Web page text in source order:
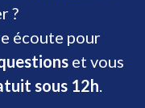
?
écoute pour
et vous
sous 12h.